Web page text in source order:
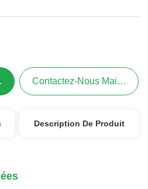
Contactez-Nous Maintenant
Description De Produit